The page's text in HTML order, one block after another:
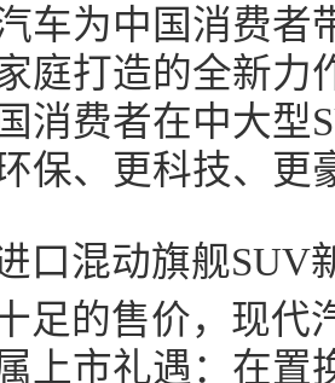
车为中国消费者
庭打造的全新力
消费者在中大型
保、更科技、更
口混动旗舰SUV
足的售价，现代
上市礼遇：在置